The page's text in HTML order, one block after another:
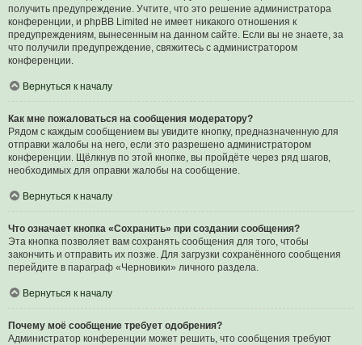
получить предупреждение. Учтите, что это решение администратора
конференции, и phpBB Limited не имеет никакого отношения к
предупреждениям, вынесенным на данном сайте. Если вы не знаете, за
что получили предупреждение, свяжитесь с администратором
конференции.
Вернуться к началу
Как мне пожаловаться на сообщения модератору?
Рядом с каждым сообщением вы увидите кнопку, предназначенную для
отправки жалобы на него, если это разрешено администратором
конференции. Щёлкнув по этой кнопке, вы пройдёте через ряд шагов,
необходимых для оправки жалобы на сообщение.
Вернуться к началу
Что означает кнопка «Сохранить» при создании сообщения?
Эта кнопка позволяет вам сохранять сообщения для того, чтобы
закончить и отправить их позже. Для загрузки сохранённого сообщения
перейдите в параграф «Черновики» личного раздела.
Вернуться к началу
Почему моё сообщение требует одобрения?
Администратор конференции может решить, что сообщения требуют